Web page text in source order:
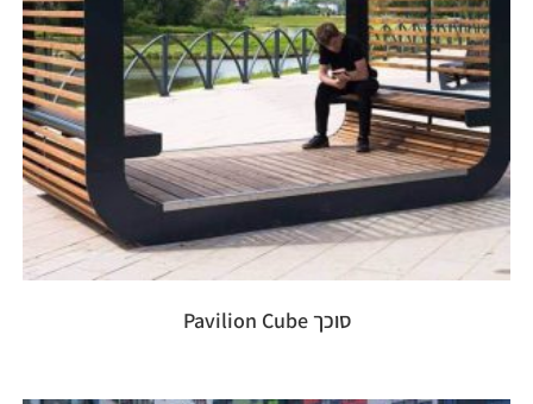
סוכך Pavilion Cube